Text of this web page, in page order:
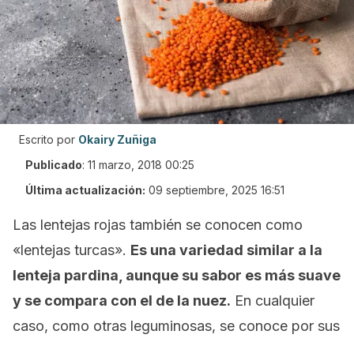
Escrito por Okairy Zuñiga
Publicado: 11 marzo, 2018 00:25
Última actualización: 09 septiembre, 2025 16:51
Las lentejas rojas también se conocen como
«lentejas turcas». Es una variedad similar a la
lenteja pardina, aunque su sabor es más suave
y se compara con el de la nuez. En cualquier
caso, como otras leguminosas, se conoce por sus